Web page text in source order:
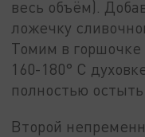
весь объём).
ложечку
Томим в горшочке
160-180° С
полностью
Второй